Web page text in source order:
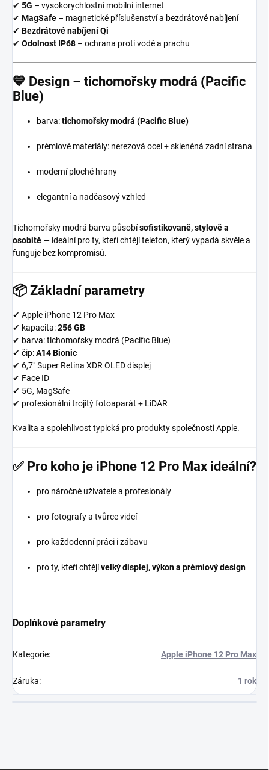
✔ 5G – vysokorychlostní mobilní internet
✔ MagSafe – magnetické příslušenství a bezdrátové nabíjení
✔ Bezdrátové nabíjení Qi
✔ Odolnost IP68 – ochrana proti vodě a prachu
💙 Design – tichomořsky modrá (Pacific
Blue)
barva:tichomořsky modrá (Pacific Blue)
prémiové materiály: nerezová ocel + skleněná zadní strana
moderní ploché hrany
elegantní a nadčasový vzhled
Tichomořsky modrá barva působísofistikovaně, stylově a
osobitě — ideální pro ty, kteří chtějí telefon, který vypadá skvěle a
funguje bez kompromisů.
📦 Základní parametry
✔ Apple iPhone 12 Pro Max
✔ kapacita:256 GB
✔ barva: tichomořsky modrá (Pacific Blue)
✔ čip:A14 Bionic
✔ 6,7″ Super Retina XDR OLED displej
✔ Face ID
✔ 5G, MagSafe
✔ profesionální trojitý fotoaparát + LiDAR
Kvalita a spolehlivost typická pro produkty společnostiApple.
✅ Pro koho je iPhone 12 Pro Max ideální?
pro náročné uživatele a profesionály
pro fotografy a tvůrce videí
pro každodenní práci i zábavu
pro ty, kteří chtějívelký displej, výkon a prémiový design
Doplňkové parametry
Kategorie: Apple iPhone 12 Pro Max
Záruka: 1 rok